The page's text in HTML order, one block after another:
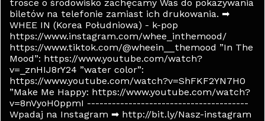
trosce o środowisko zachęcamy Was do pokazywania
biletów na telefonie zamiast ich drukowania. ➡
WHEE IN (Korea Południowa) - k-pop
https://www.instagram.com/whee_inthemood/
https://www.tiktok.com/@wheein__themood ”In The
Mood”: https://www.youtube.com/watch?
v=_znHIJ8rY24 ”water color”:
https://www.youtube.com/watch?v=ShFKF2YN7H0
”Make Me Happy: https://www.youtube.com/watch?
v=8nVyoH0ppmI ---------------------------------------
Wpadaj na Instagram ➡ http://bit.ly/Nasz-instagram